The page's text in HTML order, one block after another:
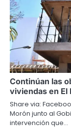
Continúan las
viviendas en El
Share via:
Morón junto al
intervención que…